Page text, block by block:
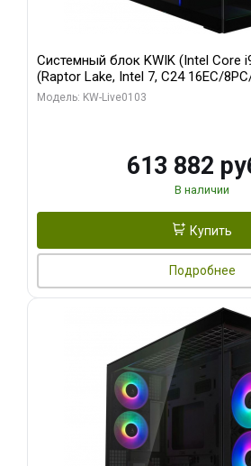
Системный блок KWIK (Intel Core
(Raptor Lake, Intel 7, C24 16EC/
модуля)/ Afox RTX4090 24GB
Модель: KW-Live0103
613 882
В наличии
Купить
Подробнее